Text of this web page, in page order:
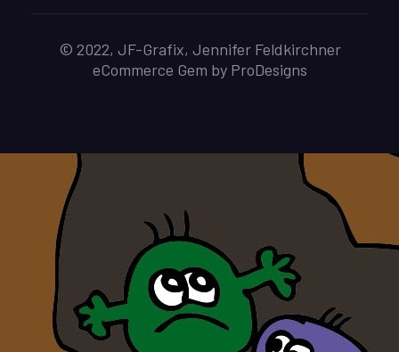
© 2022, JF-Grafix, Jennifer Feldkirchner
eCommerce Gem by ProDesigns